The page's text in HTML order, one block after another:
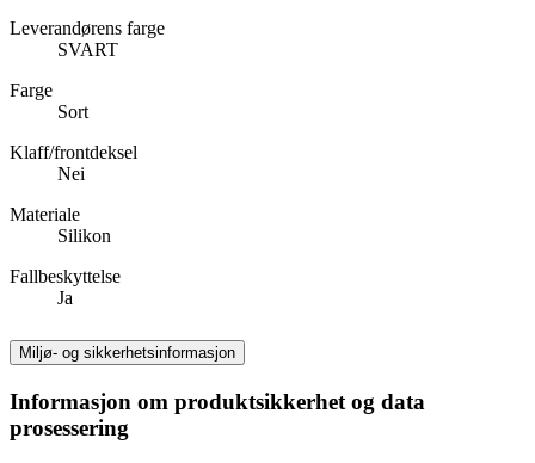
Leverandørens farge
SVART
Farge
Sort
Klaff/frontdeksel
Nei
Materiale
Silikon
Fallbeskyttelse
Ja
Miljø- og sikkerhetsinformasjon
Informasjon om produktsikkerhet og data
prosessering